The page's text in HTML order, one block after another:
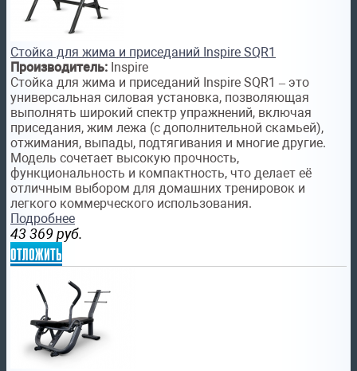
Стойка для жима и приседаний Inspire SQR1
Производитель: Inspire
Стойка для жима и приседаний Inspire SQR1 – это
универсальная силовая установка, позволяющая
выполнять широкий спектр упражнений, включая
приседания, жим лежа (с дополнительной скамьей),
отжимания, выпады, подтягивания и многие другие.
Модель сочетает высокую прочность,
функциональность и компактность, что делает её
отличным выбором для домашних тренировок и
легкого коммерческого использования.
Подробнее
43 369 руб.
отложить